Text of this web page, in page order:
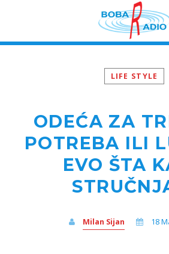
LIFE STYLE
ODEĆA ZA
POTREBA ILI
EVO ŠTA
Milan Sijan 18